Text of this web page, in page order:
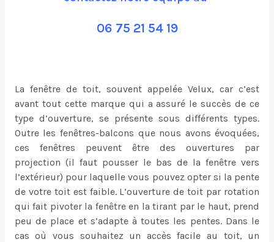
06 75 21 54 19
La fenêtre de toit, souvent appelée Velux, car c’est
avant tout cette marque qui a assuré le succès de ce
type d’ouverture, se présente sous différents types.
Outre les fenêtres-balcons que nous avons évoquées,
ces fenêtres peuvent être des ouvertures par
projection (il faut pousser le bas de la fenêtre vers
l’extérieur) pour laquelle vous pouvez opter si la pente
de votre toit est faible. L’ouverture de toit par rotation
qui fait pivoter la fenêtre en la tirant par le haut, prend
peu de place et s’adapte à toutes les pentes. Dans le
cas où vous souhaitez un accès facile au toit, un